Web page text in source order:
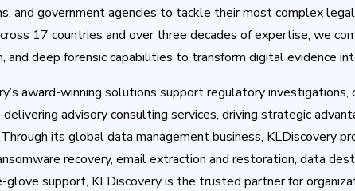
and government agencies to tackle their most complex
17 countries and over three decades of expertise, we
and deep forensic capabilities to transform digital evidence
award-winning solutions support regulatory
advisory consulting services, driving strategic
its global data management business, KLDiscovery
recovery, email extraction and restoration, data
support, KLDiscovery is the trusted partner for